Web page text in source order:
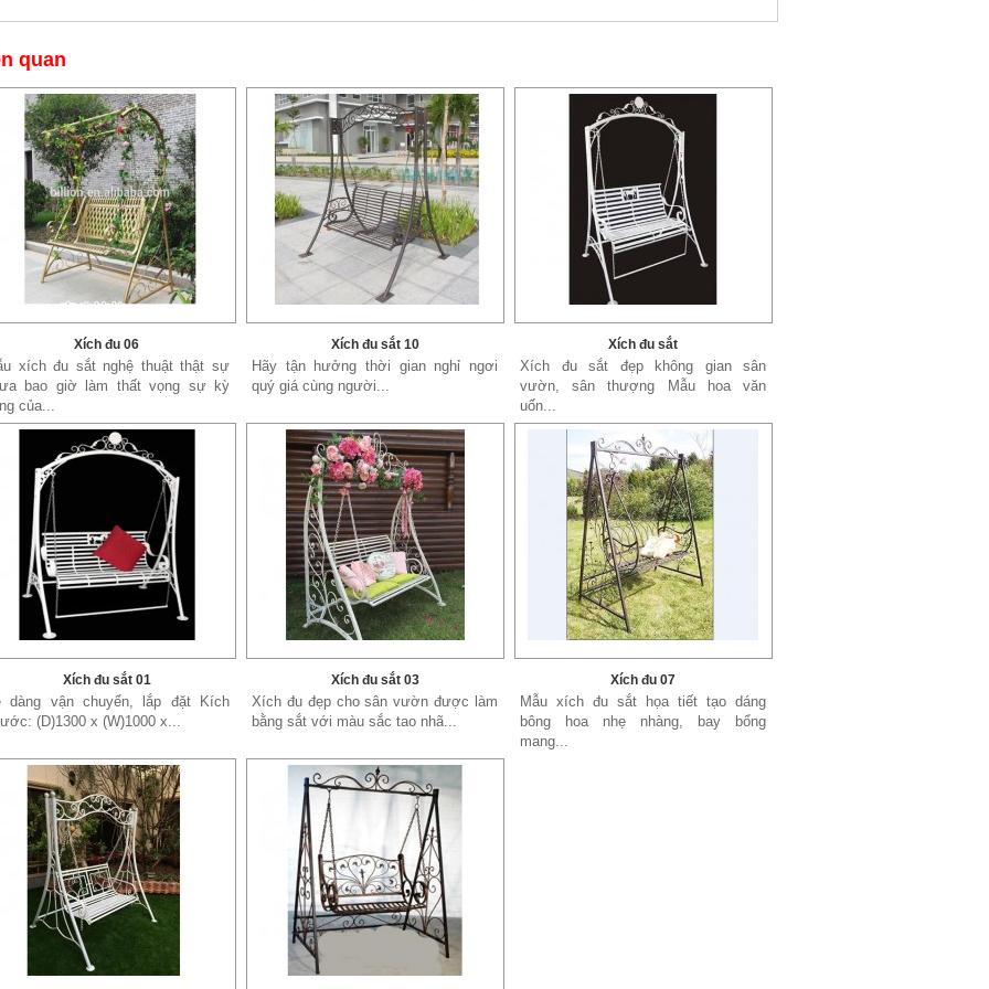
quan
Xích đu 06
xích đu sắt nghệ thuật thật sự
bao giờ làm thất vọng sự kỳ
của...
Xích đu sắt 10
Hãy tận hưởng thời gian nghỉ ngơi
quý giá cùng người...
Xích đu sắt
Xích đu sắt đẹp không gian sân
vườn, sân thượng Mẫu hoa văn
uốn...
Xích đu sắt 01
dàng vận chuyển, lắp đặt Kích
(D)1300 x (W)1000 x...
Xích đu sắt 03
Xích đu đẹp cho sân vườn được làm
bằng sắt với màu sắc tao nhã...
Xích đu 07
Mẫu xích đu sắt họa tiết tạo dáng
bông hoa nhẹ nhàng, bay bổng
mang...